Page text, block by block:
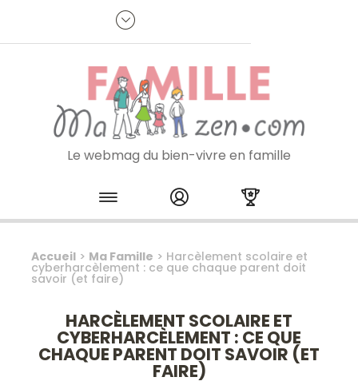
Je m'inscris à la newsletter
Le webmag du bien-vivre en famille
Skip to content
Accueil > Ma Famille > Harcèlement scolaire et
cyberharcèlement : ce que chaque parent doit
savoir (et faire)
HARCÈLEMENT SCOLAIRE ET
CYBERHARCÈLEMENT : CE QUE
CHAQUE PARENT DOIT SAVOIR (ET
FAIRE)
Panneau de gestion des cookies